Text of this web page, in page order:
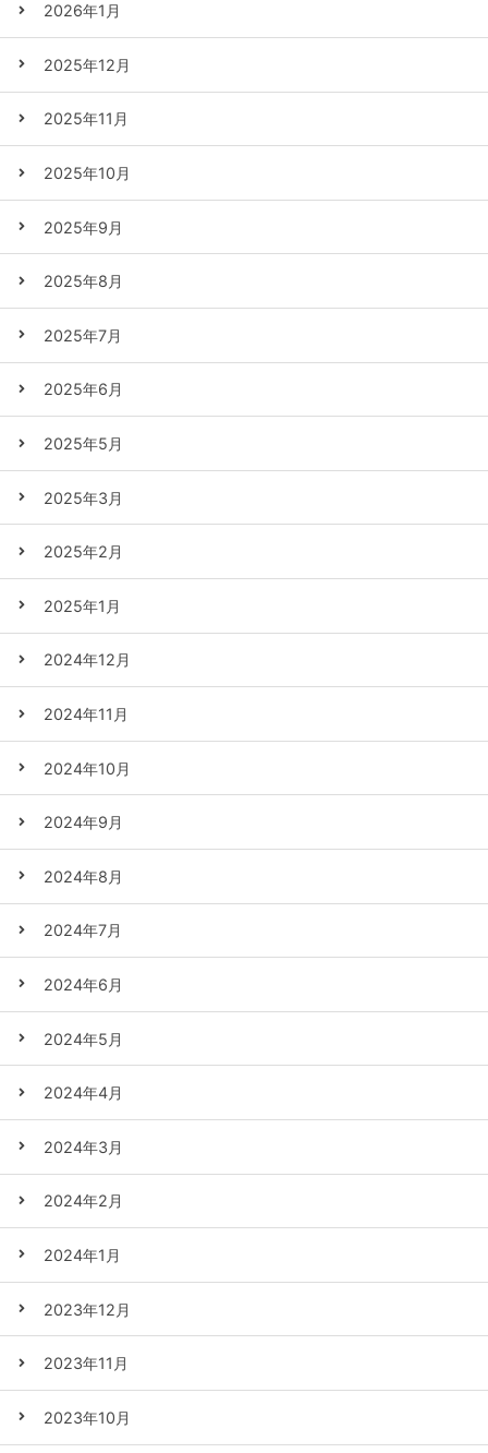
2026年1月
2025年12月
2025年11月
2025年10月
2025年9月
2025年8月
2025年7月
2025年6月
2025年5月
2025年3月
2025年2月
2025年1月
2024年12月
2024年11月
2024年10月
2024年9月
2024年8月
2024年7月
2024年6月
2024年5月
2024年4月
2024年3月
2024年2月
2024年1月
2023年12月
2023年11月
2023年10月